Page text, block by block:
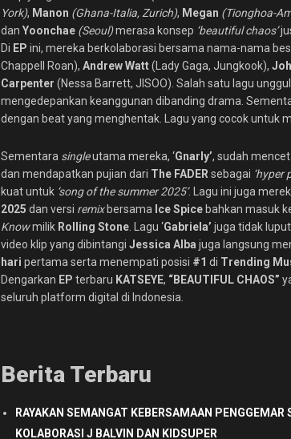
York), Manon (Ghana-Italia, Zurich), Megan (Tionghoa-
dan Yoonchae (Seoul)merasa konsep ‘beautiful chaos’
Di EP ini, mereka berkolaborasi bersama nama-nama
Chappell Roan), Andrew Watt(Lady Gaga, Jungkook),
Carpenter (Nessa Barrett, JISOO). Salah satu lagu
mengedepankan keanggunan dibanding drama.
dengan beat yang menghentak. Lagu yang cocok untuk
Sementara singleutama mereka, ‘Gnarly’, sudah
dan mendapatkan pujian dari The FADER sebagai ‘hyper
kuat untuk ‘song of the summer 2025’. Lagu ini juga
2025 dan versi remix bersama Ice Spice bahkan masuk
Knowmilik Rolling Stone . Lagu ‘Gabriela’ juga tidak
video klip yang dibintangi Jessica Alba juga langsung
hari pertama serta menempati posisi #1 di Trending
Dengarkan EP terbaru KATSEYE, “BEAUTIFUL CHAOS”
seluruh platform digital di Indonesia.
Berita Terbaru
RAYAKAN SEMANGAT KEBERSAMAAN
KOLABORASI J BALVIN DAN KIDSUPER